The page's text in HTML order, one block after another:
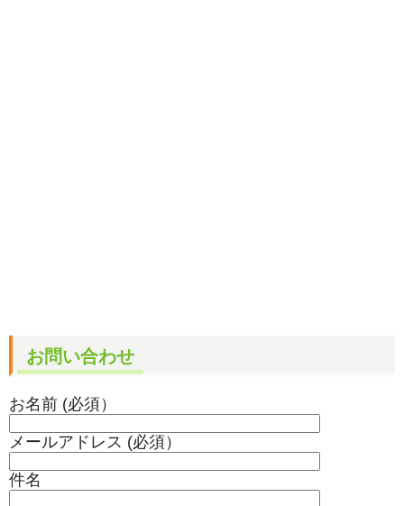
お問い合わせ
お名前 (必須）
メールアドレス (必須）
件名